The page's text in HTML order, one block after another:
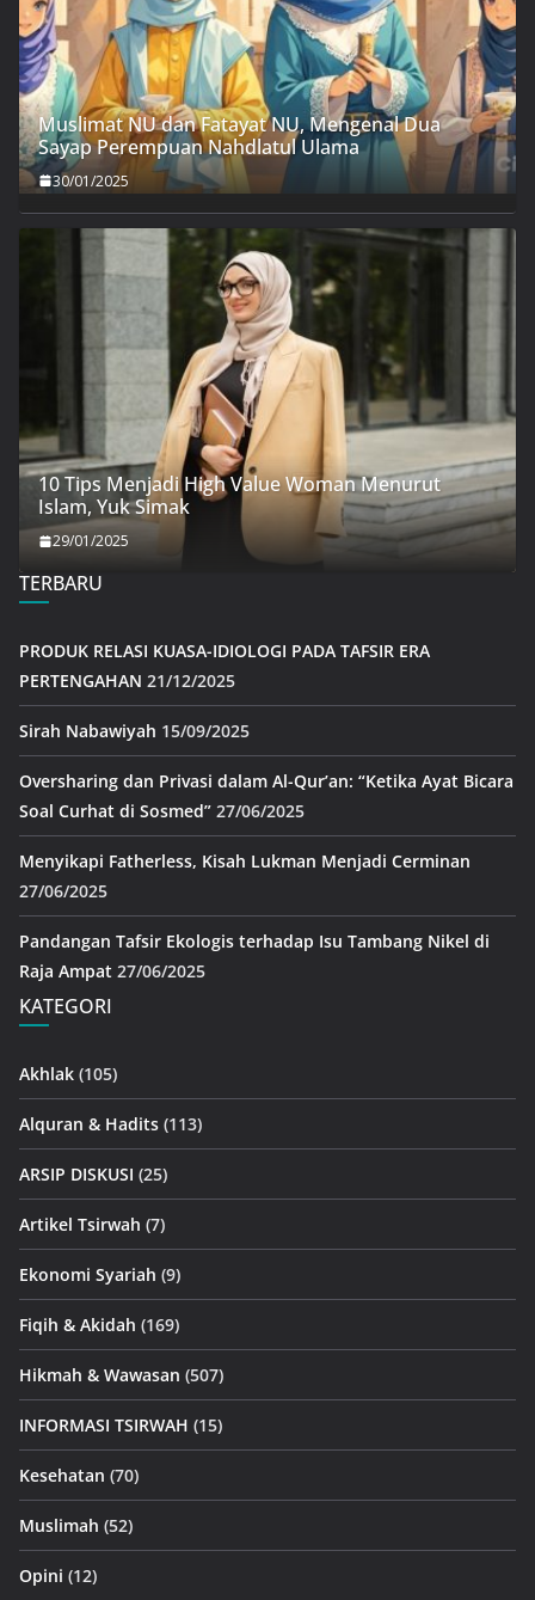
Muslimat NU dan Fatayat NU, Mengenal Dua
Sayap Perempuan Nahdlatul Ulama
30/01/2025
10 Tips Menjadi High Value Woman Menurut
Islam, Yuk Simak
29/01/2025
TERBARU
PRODUK RELASI KUASA-IDIOLOGI PADA TAFSIR ERA
PERTENGAHAN 21/12/2025
Sirah Nabawiyah 15/09/2025
Oversharing dan Privasi dalam Al-Qur’an: “Ketika Ayat Bicara
Soal Curhat di Sosmed” 27/06/2025
Menyikapi Fatherless, Kisah Lukman Menjadi Cerminan
27/06/2025
Pandangan Tafsir Ekologis terhadap Isu Tambang Nikel di
Raja Ampat 27/06/2025
KATEGORI
Akhlak (105)
Alquran & Hadits (113)
ARSIP DISKUSI (25)
Artikel Tsirwah (7)
Ekonomi Syariah (9)
Fiqih & Akidah (169)
Hikmah & Wawasan (507)
INFORMASI TSIRWAH (15)
Kesehatan (70)
Muslimah (52)
Opini (12)